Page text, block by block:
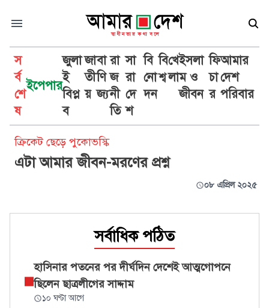
স
র্ব
শে
ষ
ইপেপার
জুলা
ই
বিপ্ল
ব
জা
তী
য়
বা
ণি
জ্য
রা
জ
নী
তি
সা
রা
দে
শ
বি
নো
দন
বি
শ্ব
খে
লা
ইসলা
ম ও
জীবন
ফি
চা
র
আমার
দেশ
পরিবার
উইল পুকোভস্কি
ক্রিকেট ছেড়ে পুকোভস্কি
এটা আমার জীবন-মরণের প্রশ্ন
০৮ এপ্রিল ২০২৫
সর্বাধিক পঠিত
হাসিনার পতনের পর দীর্ঘদিন দেশেই আত্মগোপনে
ছিলেন ছাত্রলীগের সাদ্দাম
১০ ঘণ্টা আগে